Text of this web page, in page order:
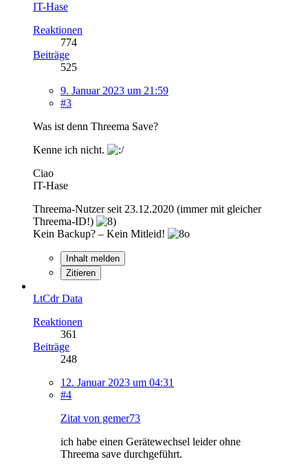
IT-Hase
Reaktionen
774
Beiträge
525
9. Januar 2023 um 21:59
#3
Was ist denn Threema Save?
Kenne ich nicht.
Ciao
IT-Hase
Threema-Nutzer seit 23.12.2020 (immer mit gleicher
Threema-ID!)
Kein Backup? – Kein Mitleid!
Inhalt melden
Zitieren
LtCdr Data
Reaktionen
361
Beiträge
248
12. Januar 2023 um 04:31
#4
Zitat von gemer73
ich habe einen Gerätewechsel leider ohne
Threema save durchgeführt.